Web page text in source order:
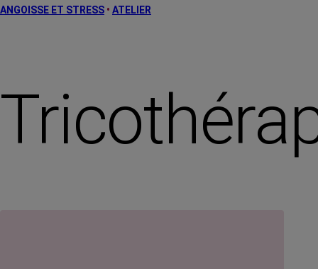
ANGOISSE ET STRESS • ATELIER